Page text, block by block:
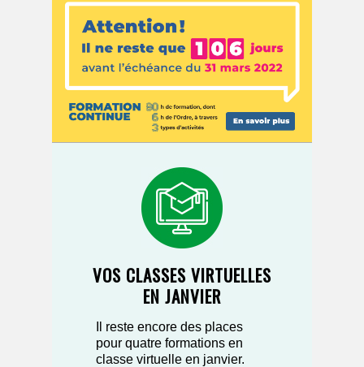
VOS CLASSES VIRTUELLES
EN JANVIER
Il reste encore des places
pour quatre formations en
classe virtuelle en janvier.